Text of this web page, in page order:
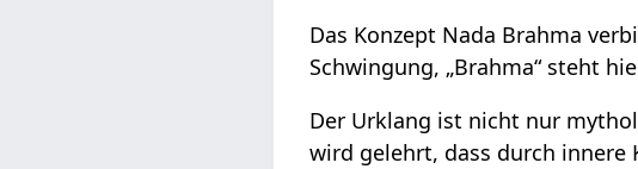
Das Konzept Nada Brahma
Schwingung, „Brahma“ steht
Der Urklang ist nicht nur
wird gelehrt, dass durch innere